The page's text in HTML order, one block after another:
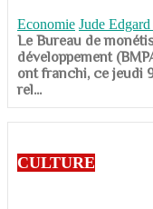
Economie Jude
​​​​​​​Le Bureau de
développement
ont franchi, ce jeudi
rel...
CULTURE